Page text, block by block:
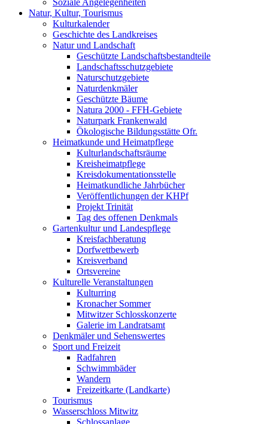
Soziale Angelegenheiten
Natur, Kultur, Tourismus
Kulturkalender
Geschichte des Landkreises
Natur und Landschaft
Geschützte Landschaftsbestandteile
Landschaftsschutzgebiete
Naturschutzgebiete
Naturdenkmäler
Geschützte Bäume
Natura 2000 - FFH-Gebiete
Naturpark Frankenwald
Ökologische Bildungsstätte Ofr.
Heimatkunde und Heimatpflege
Kulturlandschaftsräume
Kreisheimatpflege
Kreisdokumentationsstelle
Heimatkundliche Jahrbücher
Veröffentlichungen der KHPf
Projekt Trinität
Tag des offenen Denkmals
Gartenkultur und Landespflege
Kreisfachberatung
Dorfwettbewerb
Kreisverband
Ortsvereine
Kulturelle Veranstaltungen
Kulturring
Kronacher Sommer
Mitwitzer Schlosskonzerte
Galerie im Landratsamt
Denkmäler und Sehenswertes
Sport und Freizeit
Radfahren
Schwimmbäder
Wandern
Freizeitkarte (Landkarte)
Tourismus
Wasserschloss Mitwitz
Schlossanlage